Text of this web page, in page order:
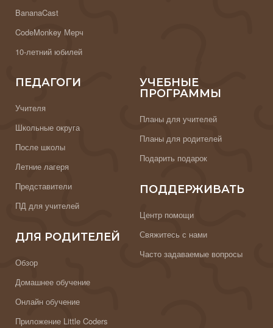
BananaCast
CodeMonkey Мерч
10-летний юбилей
ПЕДАГОГИ
Учителя
Школьные округа
После школы
Летние лагеря
Представители
ПД для учителей
ДЛЯ РОДИТЕЛЕЙ
Обзор
Домашнее обучение
Онлайн обучение
Приложение Little Coders
УЧЕБНЫЕ
ПРОГРАММЫ
Планы для учителей
Планы для родителей
Подарить подарок
ПОДДЕРЖИВАТЬ
Центр помощи
Свяжитесь с нами
Часто задаваемые вопросы